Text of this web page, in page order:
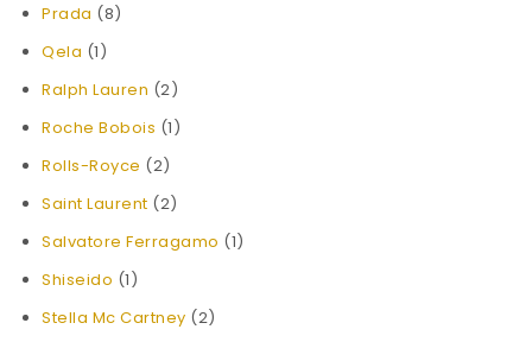
Prada (8)
Qela (1)
Ralph Lauren (2)
Roche Bobois (1)
Rolls-Royce (2)
Saint Laurent (2)
Salvatore Ferragamo (1)
Shiseido (1)
Stella Mc Cartney (2)